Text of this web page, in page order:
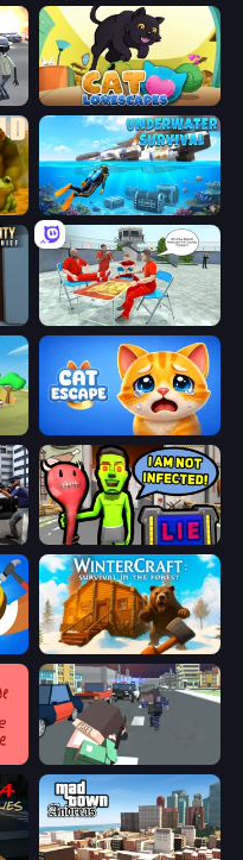
Amazing Crime Strange Stickman Cat Lovescapes
Underwater Survival: Deep Dive
Crime City Robbery Thief Games Alcatraz Prison Escape Plan
Grand Action Simulator: New York I Am Not Infected!
WinterCraft: Survival in the Forest